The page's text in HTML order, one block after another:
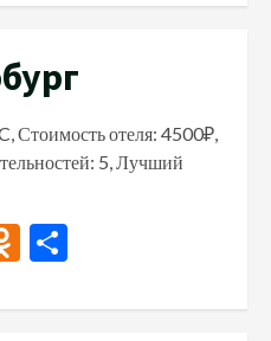
Стоимость отеля: 4500₽,
5, Лучший
Odnoklassniki